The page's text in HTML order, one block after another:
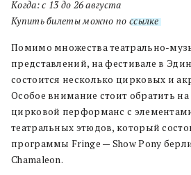
Когда: с 13 до 26 августа
Купить билеты можно по ссылке.
Помимо множества театрально-
представлений, на фестивале в
состоится несколько цирковых и
Особое внимание стоит обратить
цирковой перформанс с
театральных этюдов, который
программы Fringe — Show Pony
Chamaleon.